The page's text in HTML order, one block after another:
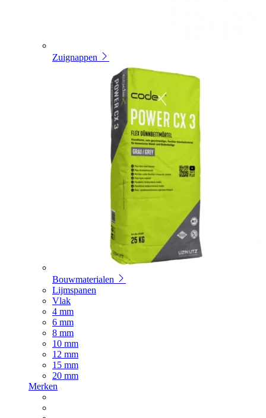
Zuignappen
Bouwmaterialen
Lijmspanen
Vlak
4 mm
6 mm
8 mm
10 mm
12 mm
15 mm
20 mm
Merken